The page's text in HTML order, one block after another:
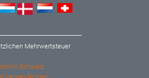
Mehrwertsteuer
Schweiz
Versandkosten